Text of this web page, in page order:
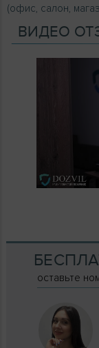
(офис, салон,
ВИДЕО
оставьте